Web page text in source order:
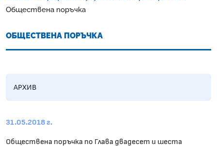
Обществена поръчка
ОБЩЕСТВЕНА ПОРЪЧКА
АРХИВ
31.05.2018 г.
Обществена поръчка по Глава двадесет и шеста